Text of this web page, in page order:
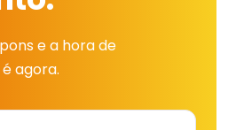
e a hora de
agora.